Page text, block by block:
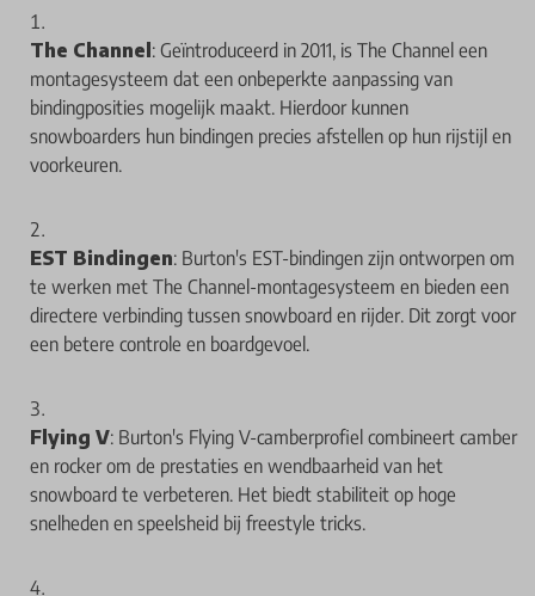
The Channel: Geïntroduceerd in 2011, is The Channel een
montagesysteem dat een onbeperkte aanpassing van
bindingposities mogelijk maakt. Hierdoor kunnen
snowboarders hun bindingen precies afstellen op hun rijstijl en
voorkeuren.
EST Bindingen: Burton's EST-bindingen zijn ontworpen om
te werken met The Channel-montagesysteem en bieden een
directere verbinding tussen snowboard en rijder. Dit zorgt voor
een betere controle en boardgevoel.
Flying V: Burton's Flying V-camberprofiel combineert camber
en rocker om de prestaties en wendbaarheid van het
snowboard te verbeteren. Het biedt stabiliteit op hoge
snelheden en speelsheid bij freestyle tricks.